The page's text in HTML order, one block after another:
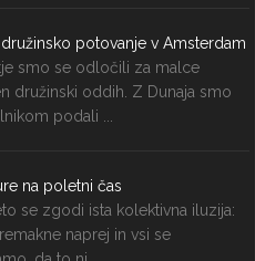
potovanje v Amsterdam
smo se odločili za malce
družinski oddih. Z Dunaja smo
podali ...
na poletni čas
se zgodi ista kolektivna iluzija:
naprej in vsi se